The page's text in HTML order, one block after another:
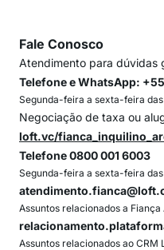
Fale Conosco
Atendimento para dúvidas
Telefone e WhatsApp:
Segunda-feira a sexta-feira
Negociação de taxa ou
loft.vc/
Telefone 0800 001 6003
Segunda-feira a sexta-feira
Assuntos relacionados a Fiança
Assuntos relacionados ao CRM